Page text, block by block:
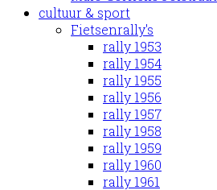
cultuur & sport
Fietsenrally's
rally 1953
rally 1954
rally 1955
rally 1956
rally 1957
rally 1958
rally 1959
rally 1960
rally 1961